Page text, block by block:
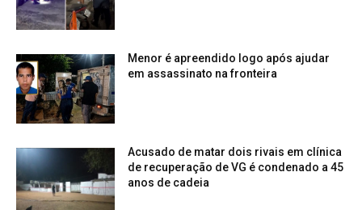
Menor é apreendido logo após ajudar
em assassinato na fronteira
Acusado de matar dois rivais em clínica
de recuperação de VG é condenado a 45
anos de cadeia